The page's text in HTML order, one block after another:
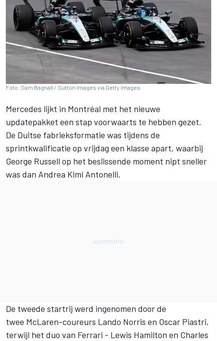
Foto: Sam Bagnall / Sutton Images via Getty Images
Mercedes lijkt in Montréal met het nieuwe
updatepakket een stap voorwaarts te hebben gezet.
De Duitse fabrieksformatie was tijdens de
sprintkwalificatie op vrijdag een klasse apart, waarbij
George Russell op het beslissende moment nipt sneller
was dan Andrea Kimi Antonelli.
De tweede startrij werd ingenomen door de
twee McLaren-coureurs Lando Norris en Oscar Piastri,
terwijl het duo van Ferrari - Lewis Hamilton en Charles